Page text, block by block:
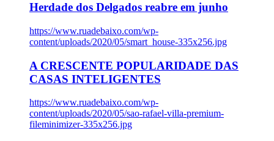
Herdade dos Delgados reabre em junho
https://www.ruadebaixo.com/wp-
content/uploads/2020/05/smart_house-335x256.jpg
A CRESCENTE POPULARIDADE DAS
CASAS INTELIGENTES
https://www.ruadebaixo.com/wp-
content/uploads/2020/05/sao-rafael-villa-premium-
fileminimizer-335x256.jpg